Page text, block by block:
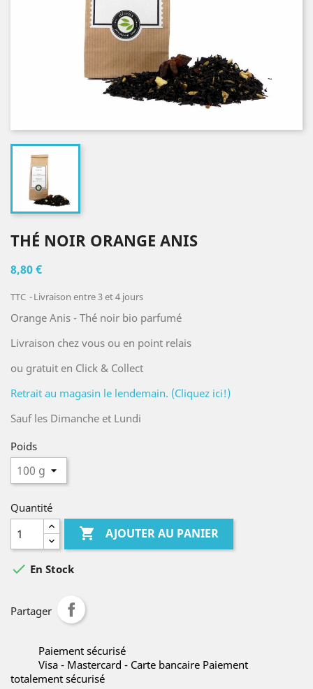
THÉ NOIR ORANGE ANIS
8,80 €
TTC Livraison entre 3 et 4 jours
Orange Anis - Thé noir bio parfumé
Livraison chez vous ou en point relais
ou gratuit en Click & Collect
Retrait au magasin le lendemain. (Cliquez ici!)
Sauf les Dimanche et Lundi
Poids
Quantité
 AJOUTER AU PANIER
 En Stock
Partager
Paiement sécurisé
Visa - Mastercard - Carte bancaire Paiement
totalement sécurisé